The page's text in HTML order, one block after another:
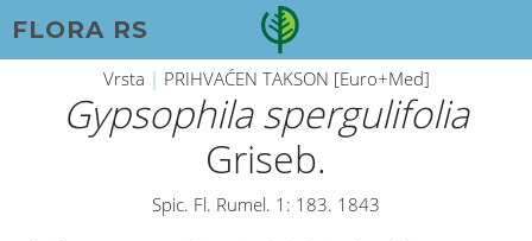
FLORA RS
Vrsta | PRIHVAĆEN TAKSON [Euro+Med]
Gypsophila spergulifolia
Griseb.
Spic. Fl. Rumel. 1: 183. 1843